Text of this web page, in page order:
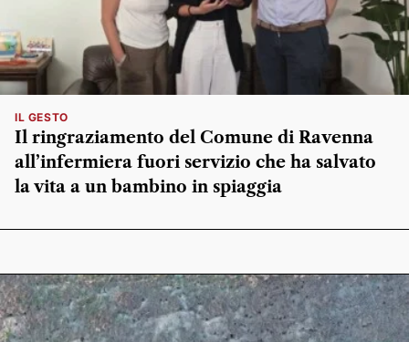
IL GESTO
Il ringraziamento del Comune di Ravenna
all’infermiera fuori servizio che ha salvato
la vita a un bambino in spiaggia